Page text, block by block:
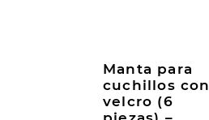
Manta para
cuchillos con
velcro (6